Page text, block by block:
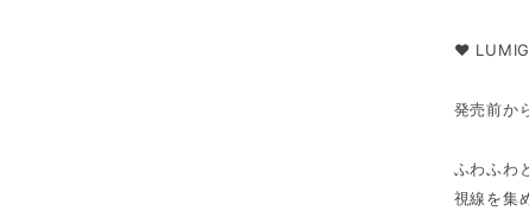
♥
発売前か
ふわふわ
視線を集